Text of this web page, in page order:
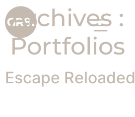
Archives :
Portfolios
Escape Reloaded